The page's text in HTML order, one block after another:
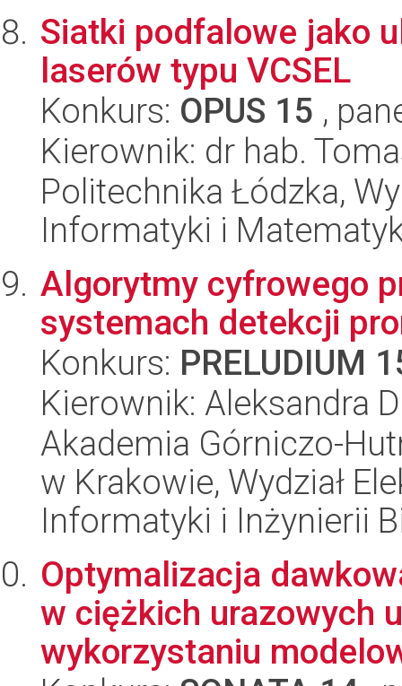
Siatki podfalowe jako
laserów typu VCSEL
Konkurs: OPUS 15 ,
Kierownik: dr hab.
Politechnika Łódzka,
Informatyki i
Algorytmy cyfrowego
systemach detekcji
Konkurs: PRELUDIUM
Kierownik: Aleksandra
Akademia Górniczo-
w Krakowie, Wydział
Informatyki i Inżynierii
Optymalizacja
w ciężkich urazowych
wykorzystaniu